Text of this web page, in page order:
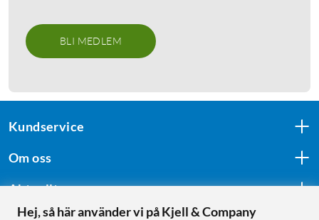
BLI MEDLEM
Kundservice
Om oss
Aktuellt
Hej, så här använder vi på Kjell & Company